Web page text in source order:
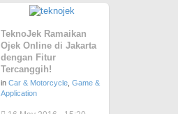
TeknoJek Ramaikan
Ojek Online di Jakarta
dengan Fitur
Tercanggih!
in Car & Motorcycle Game &
Application